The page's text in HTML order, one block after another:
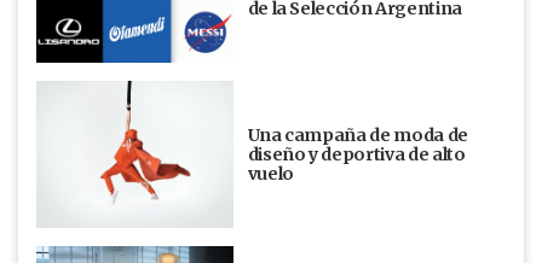
de la Selección Argentina
Una campaña de moda de
diseño y deportiva de alto
vuelo